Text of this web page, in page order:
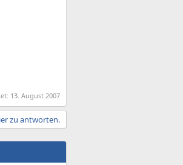
13. August 2007
zu antworten.